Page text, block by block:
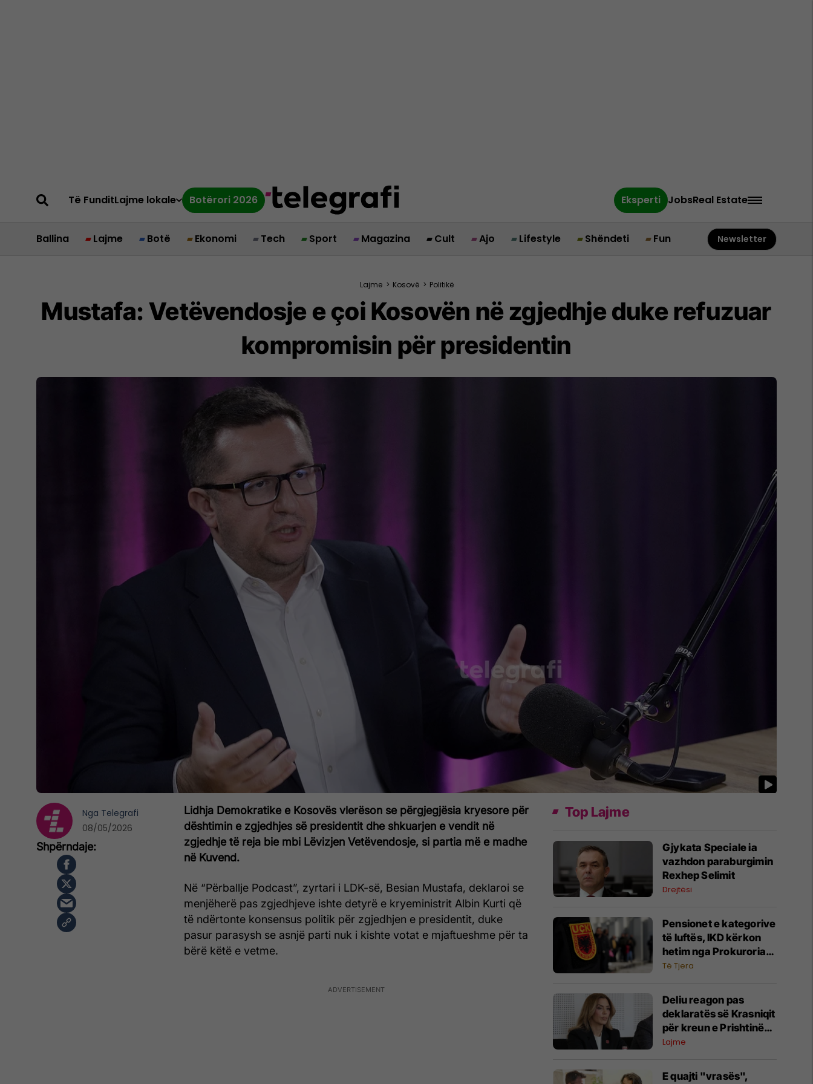
Të FunditLajme lokale Botërori 2026 Eksperti JobsReal Estate
Ballina Lajme Botë Ekonomi Tech Sport Magazina Cult Ajo Lifestyle Shëndeti Fun Newsletter
Lajme > Kosovë > Politikë
Mustafa: Vetëvendosje e çoi Kosovën në zgjedhje duke refuzuar
kompromisin për presidentin
Lidhja Demokratike e Kosovës vlerëson se përgjegjësia kryesore për
dështimin e zgjedhjes së presidentit dhe shkuarjen e vendit në
zgjedhje të reja bie mbi Lëvizjen Vetëvendosje, si partia më e madhe
në Kuvend.
Në “Përballje Podcast”, zyrtari i LDK-së, Besian Mustafa, deklaroi se
menjëherë pas zgjedhjeve ishte detyrë e kryeministrit Albin Kurti që
të ndërtonte konsensus politik për zgjedhjen e presidentit, duke
pasur parasysh se asnjë parti nuk i kishte votat e mjaftueshme për ta
bërë këtë e vetme.
Nga Telegrafi
08/05/2026
Top Lajme
Gjykata Speciale ia
vazhdon paraburgimin
Rexhep Selimit
Drejtësi
Pensionet e kategorive
të luftës, IKD kërkon
hetim nga Prokuroria
për moszbatimin e
Të Tjera
Deliu reagon pas
deklaratës së Krasniqit
për kreun e Prishtinës,
e lidh me rastin "Lule
Lajme
E quajti "vrasës",